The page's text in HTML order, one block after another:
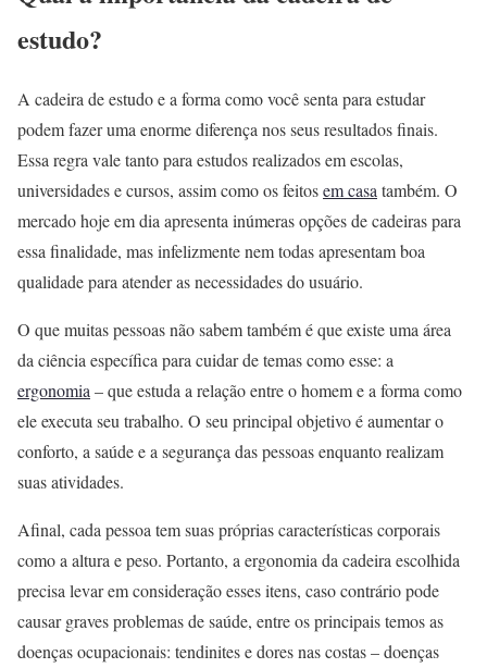
estudo?
A cadeira de estudo e a forma como você senta para estudar
podem fazer uma enorme diferença nos seus resultados finais.
Essa regra vale tanto para estudos realizados em escolas,
universidades e cursos, assim como os feitosem casa também. O
mercado hoje em dia apresenta inúmeras opções de cadeiras para
essa finalidade, mas infelizmente nem todas apresentam boa
qualidade para atender as necessidades do usuário.
O que muitas pessoas não sabem também é que existe uma área
da ciência específica para cuidar de temas como esse: a
ergonomia – que estuda a relação entre o homem e a forma como
ele executa seu trabalho. O seu principal objetivo é aumentar o
conforto, a saúde e a segurança das pessoas enquanto realizam
suas atividades.
Afinal, cada pessoa tem suas próprias características corporais
como a altura e peso. Portanto, a ergonomia da cadeira escolhida
precisa levar em consideração esses itens, caso contrário pode
causar graves problemas de saúde, entre os principais temos as
doenças ocupacionais: tendinites e dores nas costas – doenças